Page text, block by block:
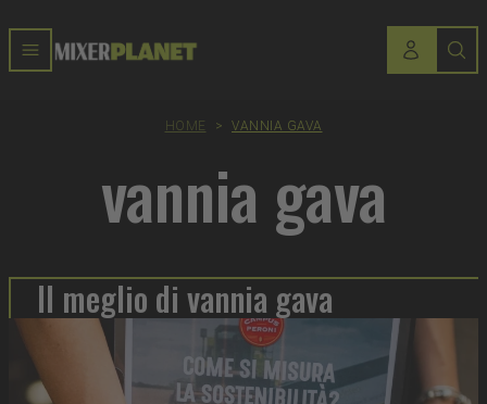
HOME > VANNIA GAVA
vannia gava
Il meglio di vannia gava